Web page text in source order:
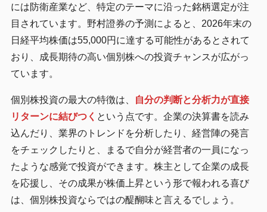
には防衛産業など、特定のテーマに沿った銘柄選定が注
目されています。野村證券の予測によると、2026年末の
日経平均株価は55,000円に達する可能性があるとされて
おり、成長期待の高い個別株への投資チャンスが広がっ
ています。
個別株投資の最大の特徴は、
自分の判断と分析力が直接
リターンに結びつく という点です。企業の決算書を読み
込んだり、業界のトレンドを分析したり、経営陣の発言
をチェックしたりと、まるで自分が経営者の一員になっ
たような感覚で投資ができます。株主として企業の成長
を応援し、その成果が株価上昇という形で報われる喜び
は、個別株投資ならではの醍醐味と言えるでしょう。